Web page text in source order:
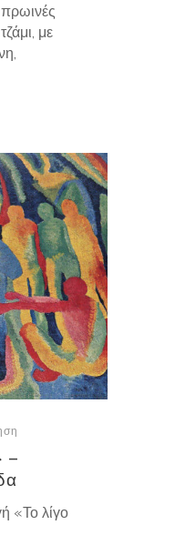
πρωινές
με
–
«Το λίγο